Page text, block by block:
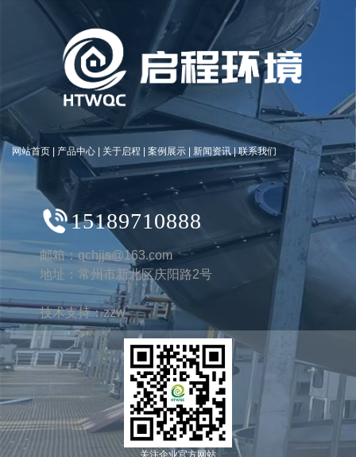
网站首页 | 产品中心 | 关于启程 | 案例展示 | 新闻资讯 | 联系我们
15189710888
邮箱：qchjjs@163.com
地址：常州市新北区庆阳路2号
技术支持：zzw
关注企业官方网站